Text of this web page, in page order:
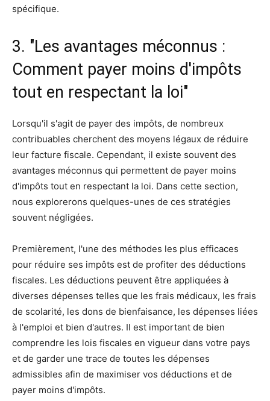
spécifique.
3. "Les avantages méconnus :
Comment payer moins d'impôts
tout en respectant la loi"
Lorsqu'il s'agit de payer des impôts, de nombreux
contribuables cherchent des moyens légaux de réduire
leur facture fiscale. Cependant, il existe souvent des
avantages méconnus qui permettent de payer moins
d'impôts tout en respectant la loi. Dans cette section,
nous explorerons quelques-unes de ces stratégies
souvent négligées.
Premièrement, l'une des méthodes les plus efficaces
pour réduire ses impôts est de profiter des déductions
fiscales. Les déductions peuvent être appliquées à
diverses dépenses telles que les frais médicaux, les frais
de scolarité, les dons de bienfaisance, les dépenses liées
à l'emploi et bien d'autres. Il est important de bien
comprendre les lois fiscales en vigueur dans votre pays
et de garder une trace de toutes les dépenses
admissibles afin de maximiser vos déductions et de
payer moins d'impôts.